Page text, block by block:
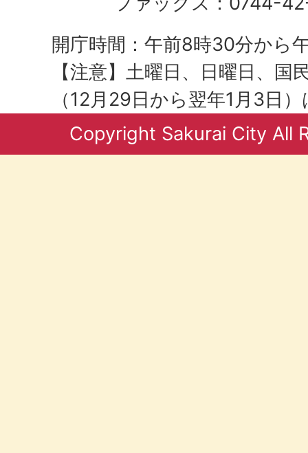
開庁時間：午前8時30分から
【注意】土曜日、日曜日、国
（12月29日から翌年1月3日
Copyright Sakurai City All